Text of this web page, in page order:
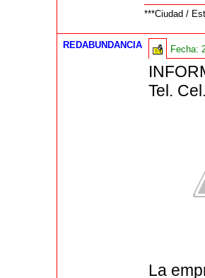
***Ciudad /
REDABUNDANCIA Fecha:
Tel. Cel.
La